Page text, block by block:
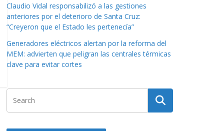
Claudio Vidal responsabilizó a las gestiones
anteriores por el deterioro de Santa Cruz:
“Creyeron que el Estado les pertenecía”
Generadores eléctricos alertan por la reforma del
MEM: advierten que peligran las centrales térmicas
clave para evitar cortes